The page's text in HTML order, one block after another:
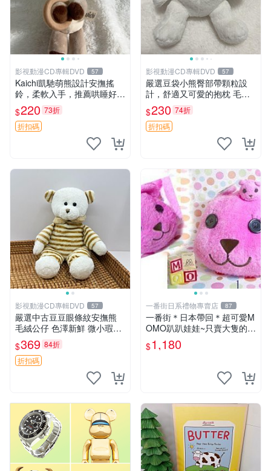
影視動漫CD專輯DVD 57
Kaichi凱馳萌熊設計安撫搖
鈴，柔軟入手，推薦哄睡好選
擇 熊公仔 安撫玩具 喂食環
$220 73折
折扣碼
影視動漫CD專輯DVD 57
嚴選豆袋小熊臀部帶顆粒設
計，舒適又可愛的抱枕 毛絨
抱枕、臀部按摩、坐墊
$230 74折
折扣碼
影視動漫CD專輯DVD 57
嚴選中古豆豆眼條紋安撫熊
毛絨公仔 色澤新鮮 微小瑕疵
可收藏 中古 安撫熊 條紋公仔
$369 84折
折扣碼
一番街日系禮物專賣店 87
一番街＊日本帶回＊超可愛M
OMO趴趴娃娃~只賣大隻的1
號~單隻價～生日禮物
$1,180